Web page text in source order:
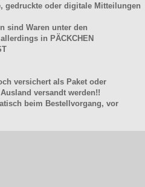
gedruckte oder digitale Mitteilungen
sind Waren unter den
in PÄCKCHEN
versichert als Paket oder
versandt werden!!
beim Bestellvorgang, vor